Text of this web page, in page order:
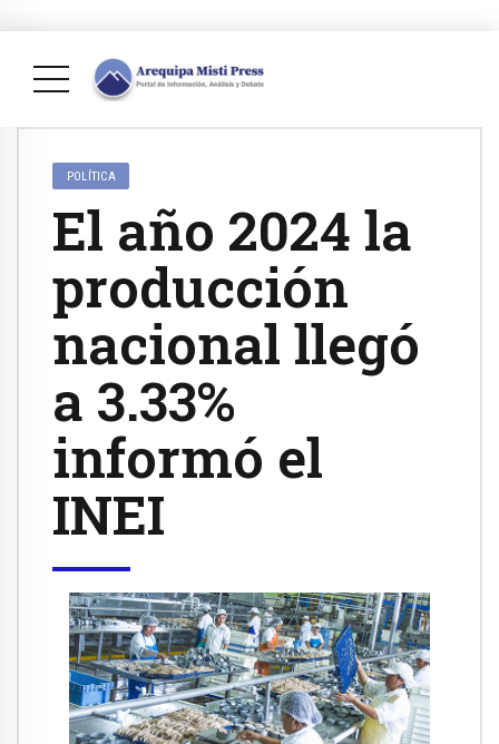
POLÍTICA
El año 2024 la
producción
nacional llegó
a 3.33%
informó el
INEI